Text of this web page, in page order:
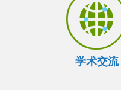
学术交流